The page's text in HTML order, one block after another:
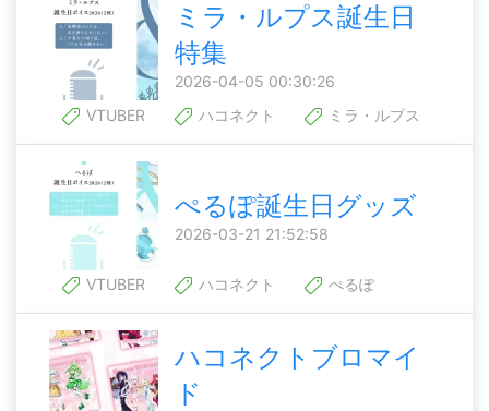
ミラ・ルプス誕生日
特集
2026-04-05 00:30:26
VTUBER
ハコネクト ミラ・ルプス
ぺるぽ誕生日グッズ
2026-03-21 21:52:58
VTUBER ハコネクト ぺるぽ
ハコネクトブロマイ
ド